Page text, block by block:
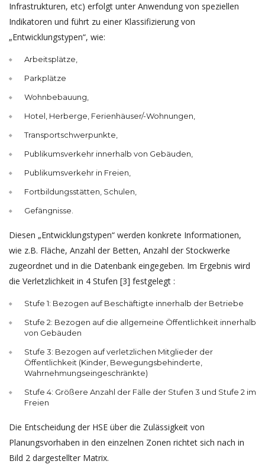
Infrastrukturen, etc) erfolgt unter Anwendung von speziellen
Indikatoren und führt zu einer Klassifizierung von
„Entwicklungstypen“, wie:
Arbeitsplätze,
Parkplätze
Wohnbebauung,
Hotel, Herberge, Ferienhäuser/-Wohnungen,
Transportschwerpunkte,
Publikumsverkehr innerhalb von Gebäuden,
Publikumsverkehr in Freien,
Fortbildungsstätten, Schulen,
Gefängnisse.
Diesen „Entwicklungstypen“ werden konkrete Informationen,
wie z.B. Fläche, Anzahl der Betten, Anzahl der Stockwerke
zugeordnet und in die Datenbank eingegeben. Im Ergebnis wird
die Verletzlichkeit in 4 Stufen [3] festgelegt :
Stufe 1: Bezogen auf Beschäftigte innerhalb der Betriebe
Stufe 2: Bezogen auf die allgemeine Öffentlichkeit innerhalb
von Gebäuden
Stufe 3: Bezogen auf verletzlichen Mitglieder der
Öffentlichkeit (Kinder, Bewegungsbehinderte,
Wahrnehmungseingeschränkte)
Stufe 4: Größere Anzahl der Fälle der Stufen 3 und Stufe 2 im
Freien
Die Entscheidung der HSE über die Zulässigkeit von
Planungsvorhaben in den einzelnen Zonen richtet sich nach in
Bild 2 dargestellter Matrix.